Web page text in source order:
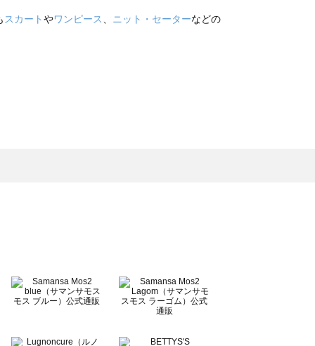
スカートやワンピース、 ニット・セーターなどの